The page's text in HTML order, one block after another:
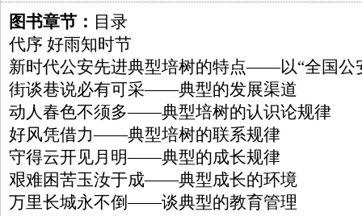
图书章节： 目录
代序 好雨知时节
新时代公安先进典型培树的特点——以“全国公
街谈巷说必有可采——典型的发展渠道
动人春色不须多——典型培树的认识论规律
好风凭借力——典型培树的联系规律
守得云开见月明——典型的成长规律
艰难困苦玉汝于成——典型成长的环境
万里长城永不倒——谈典型的教育管理